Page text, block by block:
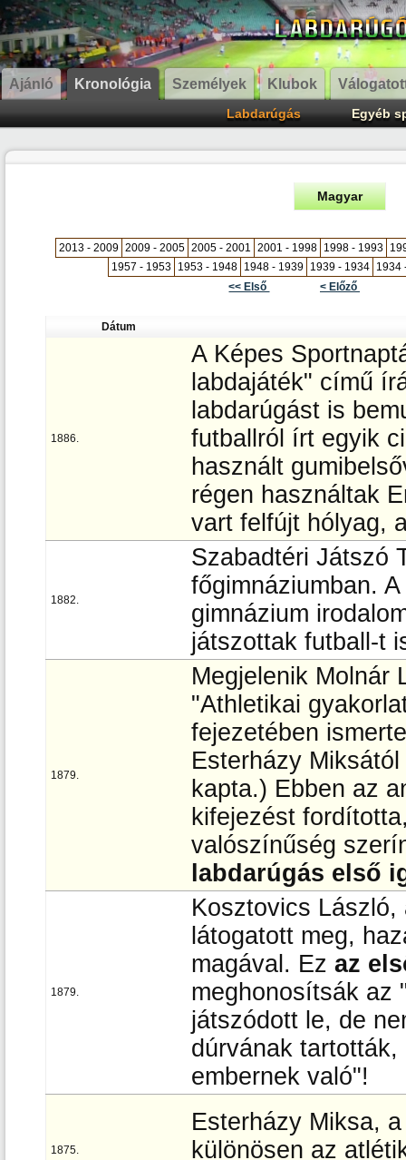
Ajánló Kronológia Személyek Klubok
Labdarúgás Egyéb
Magyar
2013 - 2009 2009 - 2005 2005 - 2001 2001 - 1998 1998 - 1993
1957 - 1953 1953 - 1948 1948 - 1939 1939 - 1934 1934
<< Első
< Előző
Dátum
1886.
A Képes
labdajáték" című
labdarúgást is
futballról írt egyik
használt
régen használtak
vart felfújt hólyag,
1882.
Szabadtéri Játszó
főgimnáziumban.
gimnázium
játszottak futball-t
1879.
Megjelenik Molnár
"Athletikai
fejezetében
Esterházy
kapta.) Ebben az
kifejezést
valószínűség
labdarúgás első
1879.
Kosztovics
látogatott meg,
magával. Ez az
meghonosítsák az
játszódott le, de
dúrvának
embernek való"!
1875.
Esterházy Miksa,
különösen az